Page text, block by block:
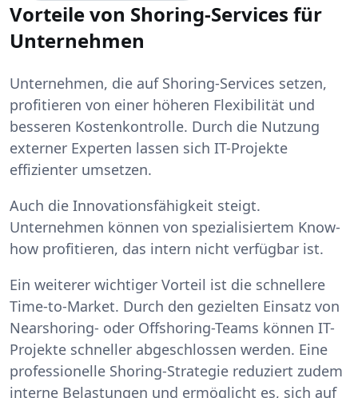
Vorteile von Shoring-Services für
Unternehmen
Unternehmen, die auf Shoring-Services setzen,
profitieren von einer höheren Flexibilität und
besseren Kostenkontrolle. Durch die Nutzung
externer Experten lassen sich IT-Projekte
effizienter umsetzen.
Auch die Innovationsfähigkeit steigt.
Unternehmen können von spezialisiertem Know-
how profitieren, das intern nicht verfügbar ist.
Ein weiterer wichtiger Vorteil ist die schnellere
Time-to-Market. Durch den gezielten Einsatz von
Nearshoring- oder Offshoring-Teams können IT-
Projekte schneller abgeschlossen werden. Eine
professionelle Shoring-Strategie reduziert zudem
interne Belastungen und ermöglicht es, sich auf